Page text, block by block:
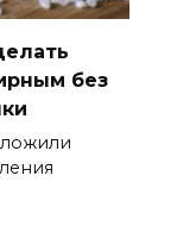
без